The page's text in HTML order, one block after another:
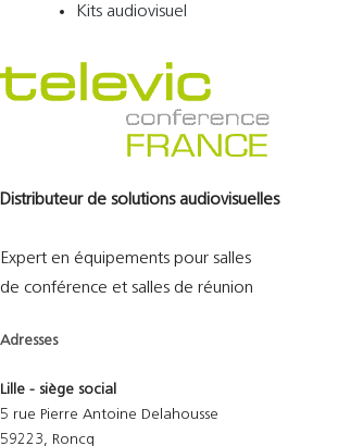
Kits audiovisuel
Distributeur de solutions audiovisuelles
Expert en équipements pour salles
de conférence et salles de réunion
Adresses
Lille - siège social
5 rue Pierre Antoine Delahousse
59223, Roncq